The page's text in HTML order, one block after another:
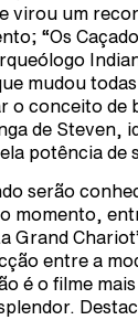
virou um
“Os
mudou
o conceito de
de Steven,
potência de
serão
momento,
Grand
entre a
é o filme